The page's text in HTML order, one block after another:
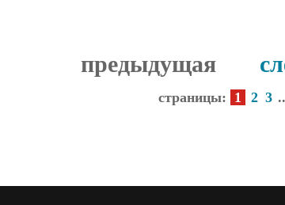
предыдущая
страницы: 1 2 3